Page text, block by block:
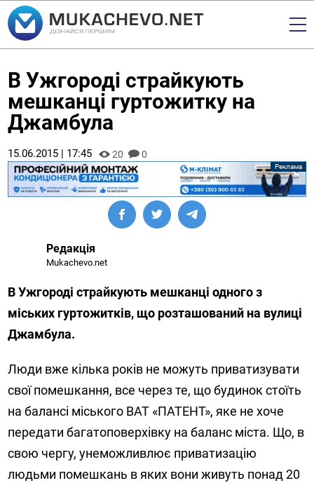
В Ужгороді страйкують
мешканці гуртожитку на
Джамбула
15.06.2015 | 17:45 20 0
Редакція
Mukachevo.net
В Ужгороді страйкують мешканці одного з
міських гуртожитків, що розташований на вулиці
Джамбула.
Люди вже кілька років не можуть приватизувати
свої помешкання, все через те, що будинок стоїть
на балансі міського ВАТ «ПАТЕНТ», яке не хоче
передати багатоповерхівку на баланс міста. Що, в
свою чергу, унеможливлює приватизацію
людьми помешкань в яких вони живуть понад 20